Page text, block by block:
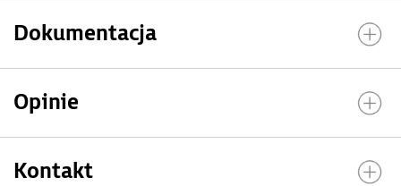
Dokumentacja
Opinie
Kontakt